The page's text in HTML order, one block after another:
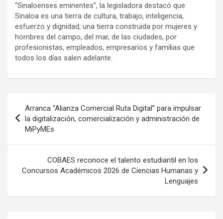
“Sinaloenses eminentes”, la legisladora destacó que
Sinaloa es una tierra de cultura, trabajo, inteligencia,
esfuerzo y dignidad; una tierra construida por mujeres y
hombres del campo, del mar, de las ciudades, por
profesionistas, empleados, empresarios y familias que
todos los días salen adelante.
de
entradas
Arranca “Alianza Comercial Ruta Digital” para impulsar
la digitalización, comercialización y administración de
MiPyMEs
COBAES reconoce el talento estudiantil en los
Concursos Académicos 2026 de Ciencias Humanas y
Lenguajes